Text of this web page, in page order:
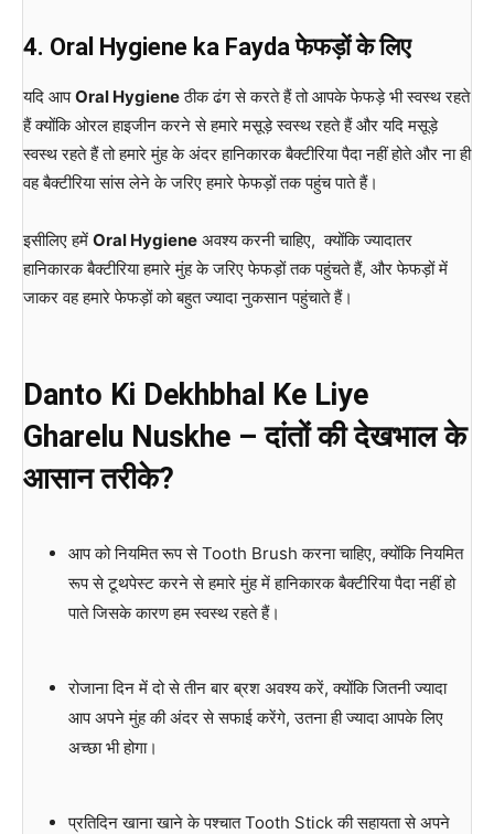
4. Oral Hygiene ka Faydaफेफड़ों के लिए
यदि आपOral Hygieneठीक ढंग से करते हैं तो आपके फेफड़े भी स्वस्थ रहते
हैं क्योंकि ओरल हाइजीन करने से हमारे मसूड़े स्वस्थ रहते हैं और यदि मसूड़े
स्वस्थ रहते हैं तो हमारे मुंह के अंदर हानिकारक बैक्टीरिया पैदा नहीं होते और ना ही
वह बैक्टीरिया सांस लेने के जरिए हमारे फेफड़ों तक पहुंच पाते हैं।
इसीलिए हमें Oral Hygiene अवश्य करनी चाहिए, क्योंकि ज्यादातर
हानिकारक बैक्टीरिया हमारे मुंह के जरिए फेफड़ों तक पहुंचते हैं, और फेफड़ों में
जाकर वह हमारे फेफड़ों को बहुत ज्यादा नुकसान पहुंचाते हैं।
Danto Ki Dekhbhal Ke Liye
Gharelu Nuskhe –दांतों की देखभाल के
आसान तरीके?
आप को नियमित रूप से Tooth Brush करना चाहिए, क्योंकि नियमित
रूप से टूथपेस्ट करने से हमारे मुंह में हानिकारक बैक्टीरिया पैदा नहीं हो
पाते जिसके कारण हम स्वस्थ रहते हैं।
रोजाना दिन में दो से तीन बार ब्रश अवश्य करें, क्योंकि जितनी ज्यादा
आप अपने मुंह की अंदर से सफाई करेंगे, उतना ही ज्यादा आपके लिए
अच्छा भी होगा।
प्रतिदिन खाना खाने के पश्चात Tooth Stick की सहायता से अपने